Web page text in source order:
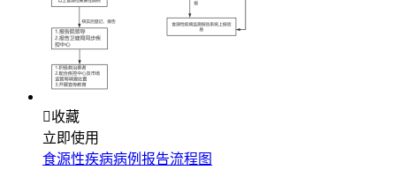
收藏
立即使用
食源性疾病病例报告流程图